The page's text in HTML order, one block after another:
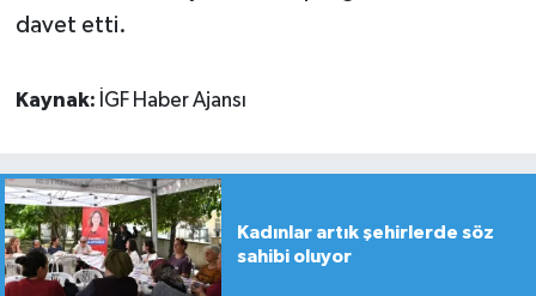
davet etti.
Kaynak: İGF Haber Ajansı
Kadınlar artık şehirlerde söz
sahibi oluyor